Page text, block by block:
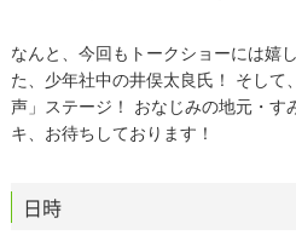
なんと、今回もトークショーには嬉
た、少年社中の井俣太良氏！ そして
声」ステージ！ おなじみの地元・す
キ、お待ちしております！
日時